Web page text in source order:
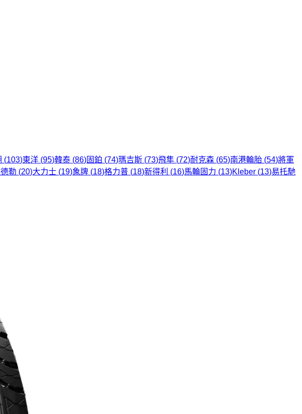
(103)東洋 (95)韓泰 (86)固鉑 (74)瑪吉斯 (73)飛隼 (72)耐克森 (65)南港輪胎 (54)將軍
勒 (20)大力士 (19)象牌 (18)格力普 (18)新得利 (16)馬輪固力 (13)Kleber (13)易托馳